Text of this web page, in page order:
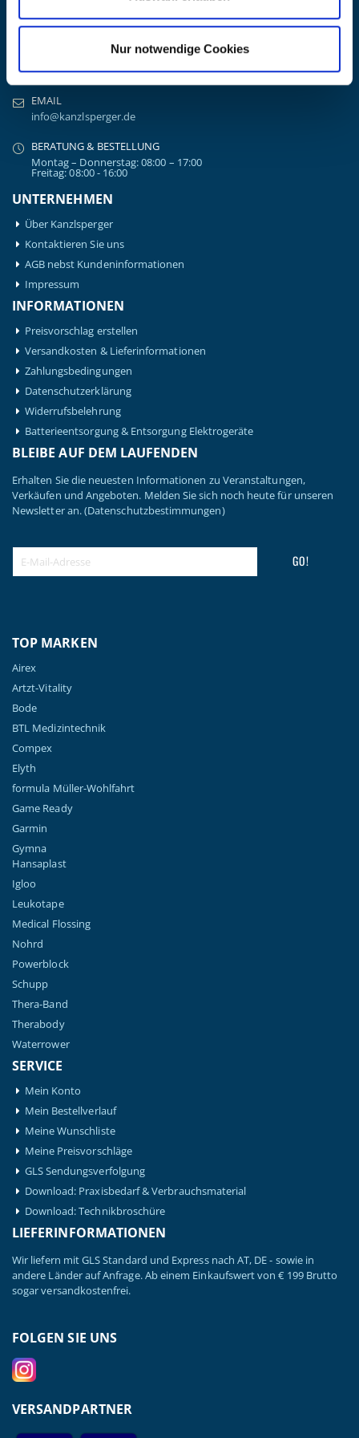
Nur notwendige Cookies
Ziegelhöhe 8, Berngau, D-92361
+49 (0) 9181/2593-0
EMAIL
info@kanzlsperger.de
BERATUNG & BESTELLUNG
Montag – Donnerstag: 08:00 – 17:00
Freitag: 08:00 - 16:00
UNTERNEHMEN
Über Kanzlsperger
Kontaktieren Sie uns
AGB nebst Kundeninformationen
Impressum
INFORMATIONEN
Preisvorschlag erstellen
Versandkosten & Lieferinformationen
Zahlungsbedingungen
Datenschutzerklärung
Widerrufsbelehrung
Batterieentsorgung & Entsorgung Elektrogeräte
BLEIBE AUF DEM LAUFENDEN
Erhalten Sie die neuesten Informationen zu Veranstaltungen,
Verkäufen und Angeboten. Melden Sie sich noch heute für unseren
Newsletter an.(Datenschutzbestimmungen)
GO!
TOP MARKEN
Airex
Artzt-Vitality
Bode
BTL Medizintechnik
Compex
Elyth
formula Müller-Wohlfahrt
Game Ready
Garmin
Gymna
Hansaplast
Igloo
Leukotape
Medical Flossing
Nohrd
Powerblock
Schupp
Thera-Band
Therabody
Waterrower
SERVICE
Mein Konto
Mein Bestellverlauf
Meine Wunschliste
Meine Preisvorschläge
GLS Sendungsverfolgung
Download: Praxisbedarf & Verbrauchsmaterial
Download: Technikbroschüre
LIEFERINFORMATIONEN
Wir liefern mit GLS Standard und Express nach AT, DE - sowie in
andere Länder auf Anfrage. Ab einem Einkaufswert von € 199 Brutto
sogar versandkostenfrei.
FOLGEN SIE UNS
VERSANDPARTNER